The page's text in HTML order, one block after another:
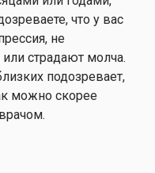
что у вас
не
или страдают молча.
подозревает,
можно скорее